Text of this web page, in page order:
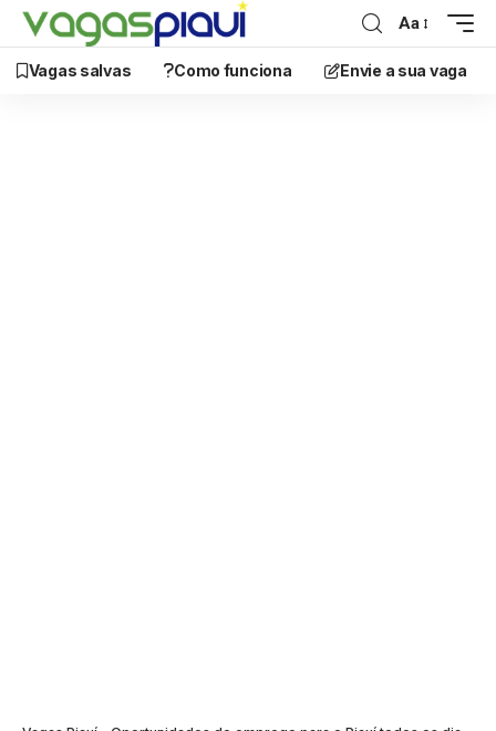
Aa
Vagas salvas Como funciona Envie a sua vaga